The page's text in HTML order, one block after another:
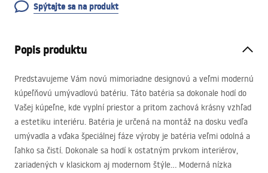
Spýtajte sa na produkt
Popis produktu
Predstavujeme Vám novú mimoriadne designovú a veľmi modernú
kúpeľňovú umývadlovú batériu. Táto batéria sa dokonale hodí do
Vašej kúpeľne, kde vyplní priestor a pritom zachová krásny vzhľad
a estetiku interiéru. Batéria je určená na montáž na dosku vedľa
umývadla a vďaka špeciálnej fáze výroby je batéria veľmi odolná a
ľahko sa čistí. Dokonale sa hodí k ostatným prvkom interiérov,
zariadených v klasickom aj modernom štýle… Moderná nízka